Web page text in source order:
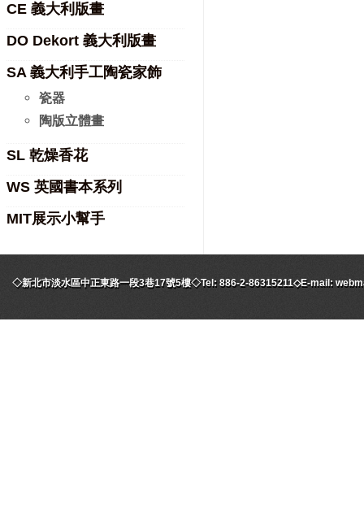
CE 義大利版畫
DO Dekort 義大利版畫
SA 義大利手工陶瓷家飾
瓷器
陶版立體畫
SL 乾燥香花
WS 英國書本系列
MIT展示小幫手
◇新北市淡水區中正東路一段3巷17號5樓◇Tel: 886-2-86315211◇E-mail: